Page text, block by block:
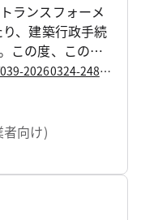
ランスフォーメ
、建築行政手続
この度、この取
基準法第12条に
定期調査・検査
ステム」とい
https://www.my.metro.tokyo.lg.jp/w/039-20260324-248681796
向け)